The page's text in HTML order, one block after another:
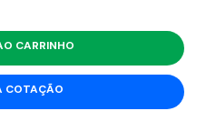
CARRINHO
COTAÇÃO